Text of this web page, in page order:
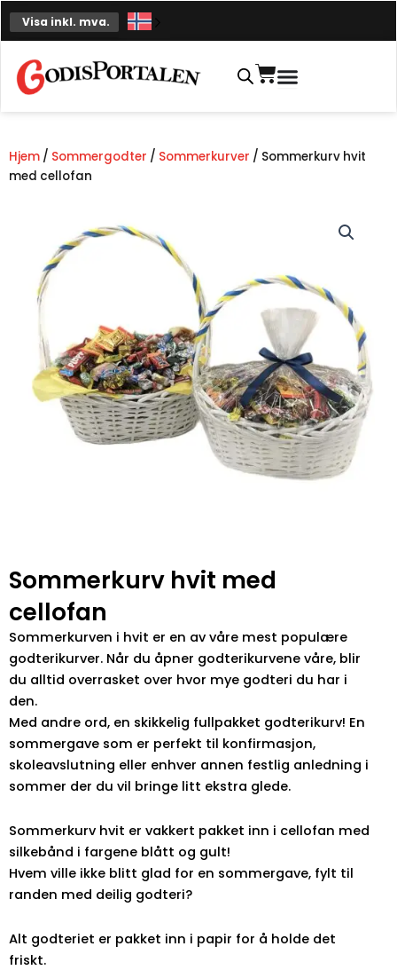
Hopp
til
Visa inkl. mva.
Handlekurv
Hjem / Sommergodter / Sommerkurver / Sommerkurv hvit
med cellofan
Sommerkurv hvit med
cellofan
Sommerkurven i hvit er en av våre mest populære
godterikurver. Når du åpner godterikurvene våre, blir
du alltid overrasket over hvor mye godteri du har i
den.
Med andre ord, en skikkelig fullpakket godterikurv! En
sommergave som er perfekt til konfirmasjon,
skoleavslutning eller enhver annen festlig anledning i
sommer der du vil bringe litt ekstra glede.
Sommerkurv hvit er vakkert pakket inn i cellofan med
silkebånd i fargene blått og gult!
Hvem ville ikke blitt glad for en sommergave, fylt til
randen med deilig godteri?
Alt godteriet er pakket inn i papir for å holde det
friskt.